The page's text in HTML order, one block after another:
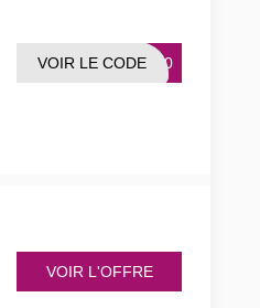
AP20
VOIR LE CODE
VOIR L'OFFRE